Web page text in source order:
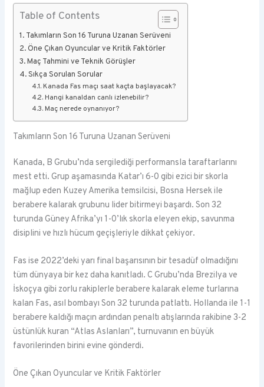
Table of Contents
Takımların Son 16 Turuna Uzanan Serüveni
Öne Çıkan Oyuncular ve Kritik Faktörler
Maç Tahmini ve Teknik Görüşler
Sıkça Sorulan Sorular
Kanada Fas maçı saat kaçta başlayacak?
Hangi kanaldan canlı izlenebilir?
Maç nerede oynanıyor?
Takımların Son 16 Turuna Uzanan Serüveni
Kanada, B Grubu’nda sergilediği performansla taraftarlarını
mest etti. Grup aşamasında Katar’ı 6-0 gibi ezici bir skorla
mağlup eden Kuzey Amerika temsilcisi, Bosna Hersek ile
berabere kalarak grubunu lider bitirmeyi başardı. Son 32
turunda Güney Afrika’yı 1-0’lık skorla eleyen ekip, savunma
disiplini ve hızlı hücum geçişleriyle dikkat çekiyor.
Fas ise 2022’deki yarı final başarısının bir tesadüf olmadığını
tüm dünyaya bir kez daha kanıtladı. C Grubu’nda Brezilya ve
İskoçya gibi zorlu rakiplerle berabere kalarak eleme turlarına
kalan Fas, asıl bombayı Son 32 turunda patlattı. Hollanda ile 1-1
berabere kaldığı maçın ardından penaltı atışlarında rakibine 3-2
üstünlük kuran “Atlas Aslanları”, turnuvanın en büyük
favorilerinden birini evine gönderdi.
Öne Çıkan Oyuncular ve Kritik Faktörler